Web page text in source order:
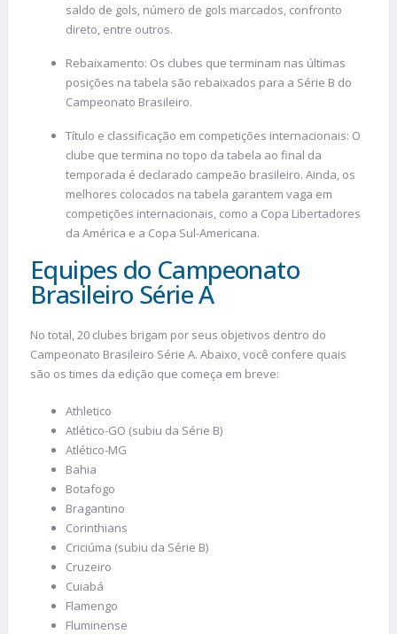
saldo de gols, número de gols marcados, confronto
direto, entre outros.
Rebaixamento: Os clubes que terminam nas últimas
posições na tabela são rebaixados para a Série B do
Campeonato Brasileiro.
Título e classificação em competições internacionais: O
clube que termina no topo da tabela ao final da
temporada é declarado campeão brasileiro. Ainda, os
melhores colocados na tabela garantem vaga em
competições internacionais, como a Copa Libertadores
da América e a Copa Sul-Americana.
Equipes do Campeonato
Brasileiro Série A
No total, 20 clubes brigam por seus objetivos dentro do
Campeonato Brasileiro Série A. Abaixo, você confere quais
são os times da edição que começa em breve:
Athletico
Atlético-GO (subiu da Série B)
Atlético-MG
Bahia
Botafogo
Bragantino
Corinthians
Criciúma (subiu da Série B)
Cruzeiro
Cuiabá
Flamengo
Fluminense